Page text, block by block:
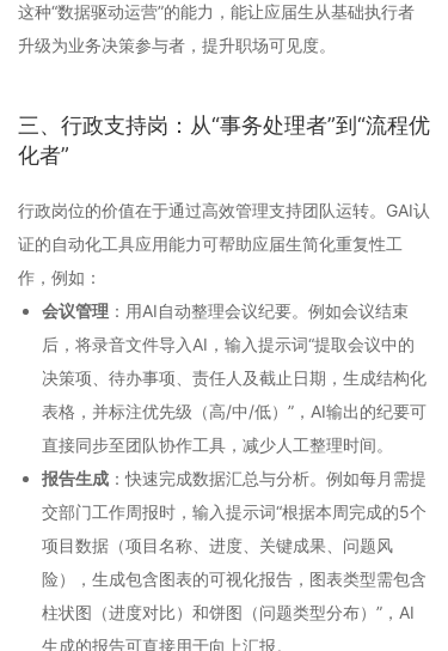
这种“数据驱动运营”的能力，能让应届生从基础执行者
升级为业务决策参与者，提升职场可见度。
三、行政支持岗：从“事务处理者”到“流程优
化者”
行政岗位的价值在于通过高效管理支持团队运转。GAI认
证的自动化工具应用能力可帮助应届生简化重复性工
作，例如：
会议管理 ：用AI自动整理会议纪要。例如会议结束
后，将录音文件导入AI，输入提示词“提取会议中的
决策项、待办事项、责任人及截止日期，生成结构化
表格，并标注优先级（高/中/低）”，AI输出的纪要可
直接同步至团队协作工具，减少人工整理时间。
报告生成 ：快速完成数据汇总与分析。例如每月需提
交部门工作周报时，输入提示词“根据本周完成的5个
项目数据（项目名称、进度、关键成果、问题风
险），生成包含图表的可视化报告，图表类型需包含
柱状图（进度对比）和饼图（问题类型分布）”，AI
生成的报告可直接用于向上汇报。